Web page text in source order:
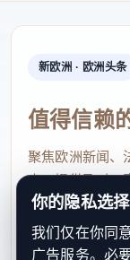
归还失物的
归还钱款或贵
时，必须向拾
物品价值不超
超出部分按5%
为清晰说明，
新欧洲 · 欧洲头条
值得信赖
聚焦欧洲新闻、
点，提供及时、
速了解欧洲动态。
你的隐私选择
我们仅在你同
广告服务。必